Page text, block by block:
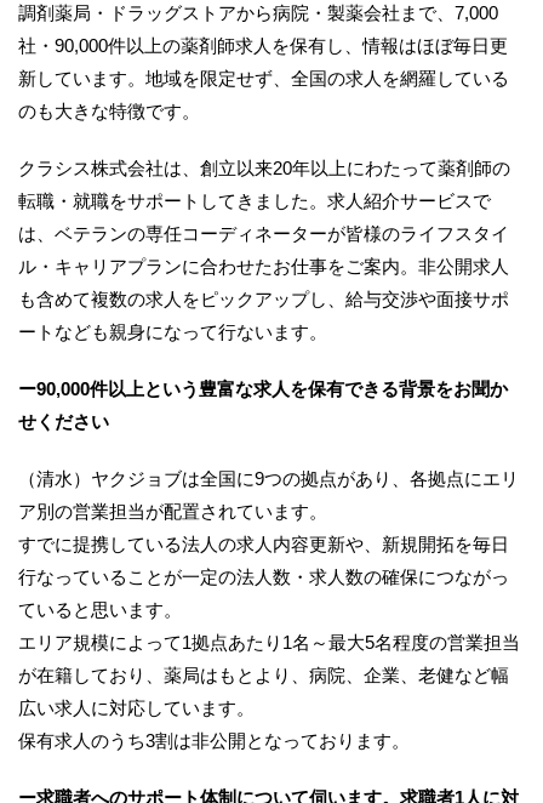
調剤薬局・ドラッグストアから病院・製薬会社まで、7,000
社・90,000件以上の薬剤師求人を保有し、情報はほぼ毎日更
新しています。地域を限定せず、全国の求人を網羅している
のも大きな特徴です。
クラシス株式会社は、創立以来20年以上にわたって薬剤師の
転職・就職をサポートしてきました。求人紹介サービスで
は、ベテランの専任コーディネーターが皆様のライフスタイ
ル・キャリアプランに合わせたお仕事をご案内。非公開求人
も含めて複数の求人をピックアップし、給与交渉や面接サポ
ートなども親身になって行ないます。
ー90,000件以上という豊富な求人を保有できる背景をお聞か
せください
（清水）ヤクジョブは全国に9つの拠点があり、各拠点にエリ
ア別の営業担当が配置されています。
すでに提携している法人の求人内容更新や、新規開拓を毎日
行なっていることが一定の法人数・求人数の確保につながっ
ていると思います。
エリア規模によって1拠点あたり1名～最大5名程度の営業担当
が在籍しており、薬局はもとより、病院、企業、老健など幅
広い求人に対応しています。
保有求人のうち3割は非公開となっております。
ー求職者へのサポート体制について伺います。求職者1人に対